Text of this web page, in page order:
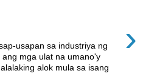
›
usapan sa industriya ng
mga ulat na umano'y
alok mula sa isang